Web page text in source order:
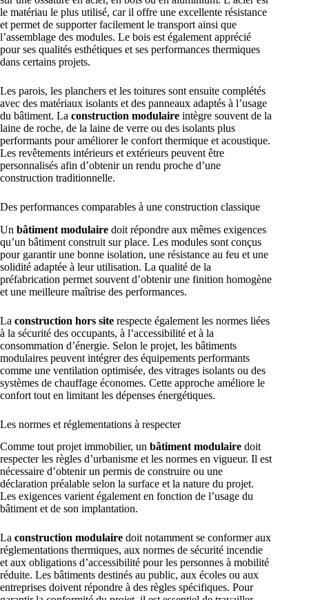
le matériau le plus utilisé, car il offre une excellente résistance
et permet de supporter facilement le transport ainsi que
l’assemblage des modules. Le bois est également apprécié
pour ses qualités esthétiques et ses performances thermiques
dans certains projets.
Les parois, les planchers et les toitures sont ensuite complétés
avec des matériaux isolants et des panneaux adaptés à l’usage
du bâtiment. La construction modulaire intègre souvent de la
laine de roche, de la laine de verre ou des isolants plus
performants pour améliorer le confort thermique et acoustique.
Les revêtements intérieurs et extérieurs peuvent être
personnalisés afin d’obtenir un rendu proche d’une
construction traditionnelle.
Des performances comparables à une construction classique
Un bâtiment modulaire doit répondre aux mêmes exigences
qu’un bâtiment construit sur place. Les modules sont conçus
pour garantir une bonne isolation, une résistance au feu et une
solidité adaptée à leur utilisation. La qualité de la
préfabrication permet souvent d’obtenir une finition homogène
et une meilleure maîtrise des performances.
La construction hors site respecte également les normes liées
à la sécurité des occupants, à l’accessibilité et à la
consommation d’énergie. Selon le projet, les bâtiments
modulaires peuvent intégrer des équipements performants
comme une ventilation optimisée, des vitrages isolants ou des
systèmes de chauffage économes. Cette approche améliore le
confort tout en limitant les dépenses énergétiques.
Les normes et réglementations à respecter
Comme tout projet immobilier, un bâtiment modulaire doit
respecter les règles d’urbanisme et les normes en vigueur. Il est
nécessaire d’obtenir un permis de construire ou une
déclaration préalable selon la surface et la nature du projet.
Les exigences varient également en fonction de l’usage du
bâtiment et de son implantation.
La construction modulaire doit notamment se conformer aux
réglementations thermiques, aux normes de sécurité incendie
et aux obligations d’accessibilité pour les personnes à mobilité
réduite. Les bâtiments destinés au public, aux écoles ou aux
entreprises doivent répondre à des règles spécifiques. Pour